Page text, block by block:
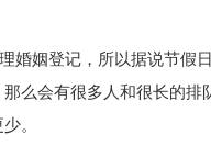
婚姻登记，所以据说节假
么会有很多人和很长的
。